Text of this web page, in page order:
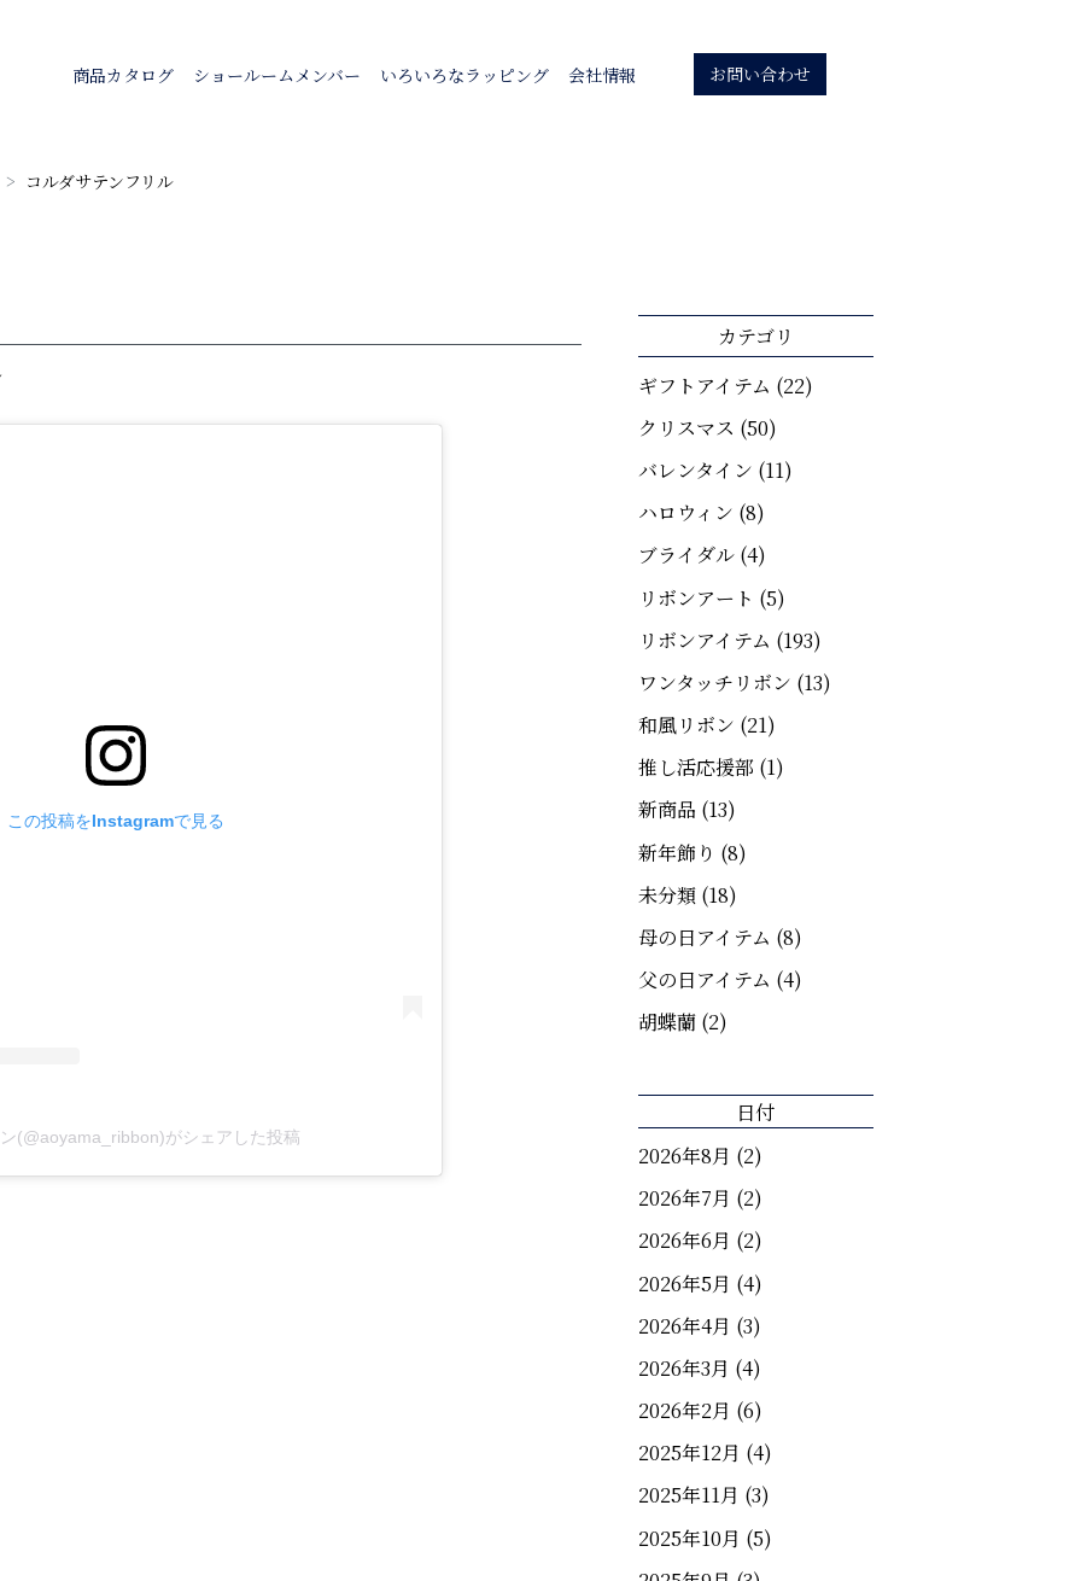
商品カタログ ショールームメンバー いろいろなラッピング 会社情報 お問い合わせ
コルダサテンフリル
この投稿をInstagramで見る
(@aoyama_ribbon)がシェアした投稿
カテゴリ
ギフトアイテム (22)
クリスマス (50)
バレンタイン (11)
ハロウィン (8)
ブライダル(4)
リボンアート (5)
リボンアイテム (193)
ワンタッチリボン (13)
和風リボン (21)
推し活応援部 (1)
新商品 (13)
新年飾り (8)
未分類(18)
母の日アイテム (8)
父の日アイテム (4)
胡蝶蘭(2)
日付
2026年8月 (2)
2026年7月 (2)
2026年6月 (2)
2026年5月 (4)
2026年4月 (3)
2026年3月 (4)
2026年2月 (6)
2025年12月 (4)
2025年11月 (3)
2025年10月 (5)